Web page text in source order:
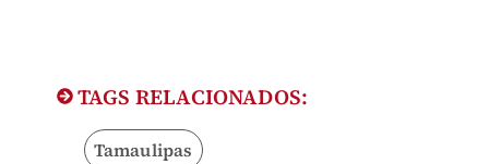
TAGS RELACIONADOS:
Tamaulipas